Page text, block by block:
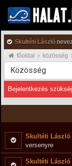
Skultéti László
főoldal
közösség
Közösség
Bejelentkezés
Skultéti László
versenyre
Skultéti László